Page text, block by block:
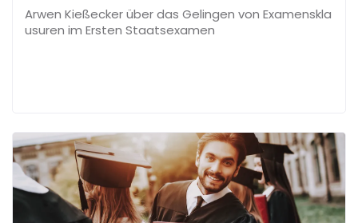
Arwen Kießecker über das Gelingen von Examenskla
usuren im Ersten Staatsexamen